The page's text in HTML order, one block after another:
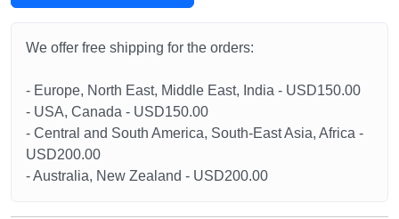
We offer free shipping for the orders:
- Europe, North East, Middle East, India - USD150.00
- USA, Canada - USD150.00
- Central and South America, South-East Asia, Africa -
USD200.00
- Australia, New Zealand - USD200.00